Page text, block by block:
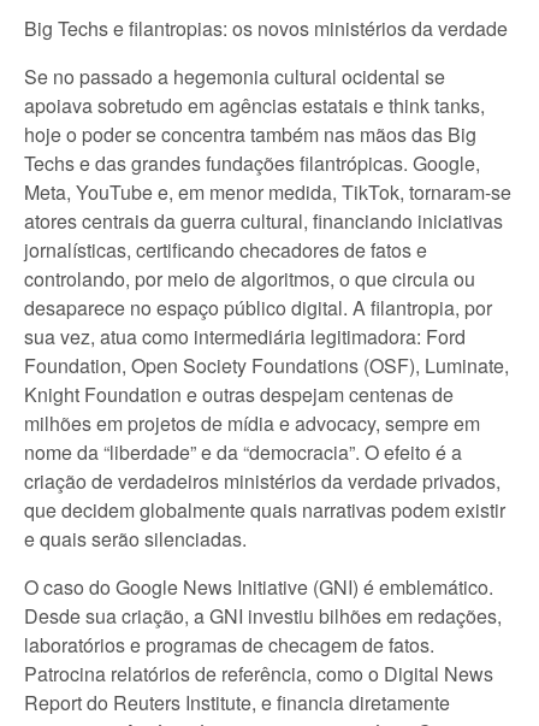
Big Techs e filantropias: os novos ministérios da verdade
Se no passado a hegemonia cultural ocidental se
apoiava sobretudo em agências estatais e think tanks,
hoje o poder se concentra também nas mãos das Big
Techs e das grandes fundações filantrópicas. Google,
Meta, YouTube e, em menor medida, TikTok, tornaram-se
atores centrais da guerra cultural, financiando iniciativas
jornalísticas, certificando checadores de fatos e
controlando, por meio de algoritmos, o que circula ou
desaparece no espaço público digital. A filantropia, por
sua vez, atua como intermediária legitimadora: Ford
Foundation, Open Society Foundations (OSF), Luminate,
Knight Foundation e outras despejam centenas de
milhões em projetos de mídia e advocacy, sempre em
nome da “liberdade” e da “democracia”. O efeito é a
criação de verdadeiros ministérios da verdade privados,
que decidem globalmente quais narrativas podem existir
e quais serão silenciadas.
O caso do Google News Initiative (GNI) é emblemático.
Desde sua criação, a GNI investiu bilhões em redações,
laboratórios e programas de checagem de fatos.
Patrocina relatórios de referência, como o Digital News
Report do Reuters Institute, e financia diretamente